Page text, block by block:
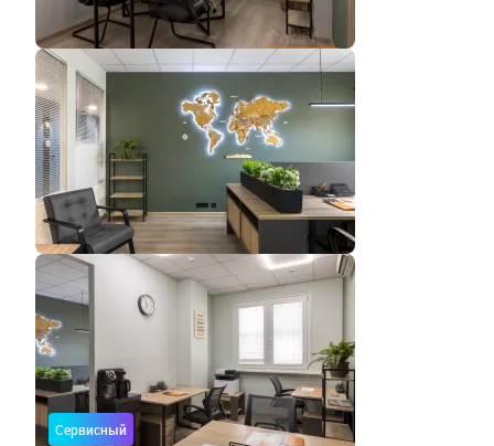
Сервисный